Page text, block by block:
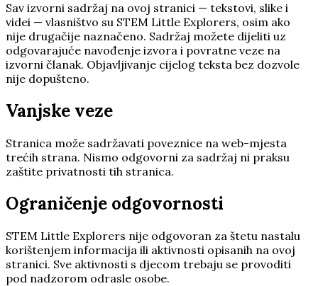
Sav izvorni sadržaj na ovoj stranici — tekstovi, slike i
videi — vlasništvo su STEM Little Explorers, osim ako
nije drugačije naznačeno. Sadržaj možete dijeliti uz
odgovarajuće navođenje izvora i povratne veze na
izvorni članak. Objavljivanje cijelog teksta bez dozvole
nije dopušteno.
Vanjske veze
Stranica može sadržavati poveznice na web-mjesta
trećih strana. Nismo odgovorni za sadržaj ni praksu
zaštite privatnosti tih stranica.
Ograničenje odgovornosti
STEM Little Explorers nije odgovoran za štetu nastalu
korištenjem informacija ili aktivnosti opisanih na ovoj
stranici. Sve aktivnosti s djecom trebaju se provoditi
pod nadzorom odrasle osobe.